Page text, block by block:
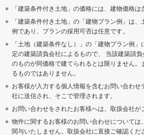
「建築条件付き土地」の価格には、建物価格は
「建築条件付き土地」の「建物プラン例」は
例であり、プランの採用可否は任意です。
「土地（建築条件なし）」の「建物プラン例
定の建築請負会社によるもので、 当該建築請
のものが同価格で建てられるとは限りません
るものではありません。
お客様が入力する個人情報を含むお問い合わ
社に送信され、そこで管理されます。
お問い合わせをされたお客様へは、取扱会社が
物件に関するお客様のお問い合わせについては
関与いたしません。取扱会社に直接ご確認くだ